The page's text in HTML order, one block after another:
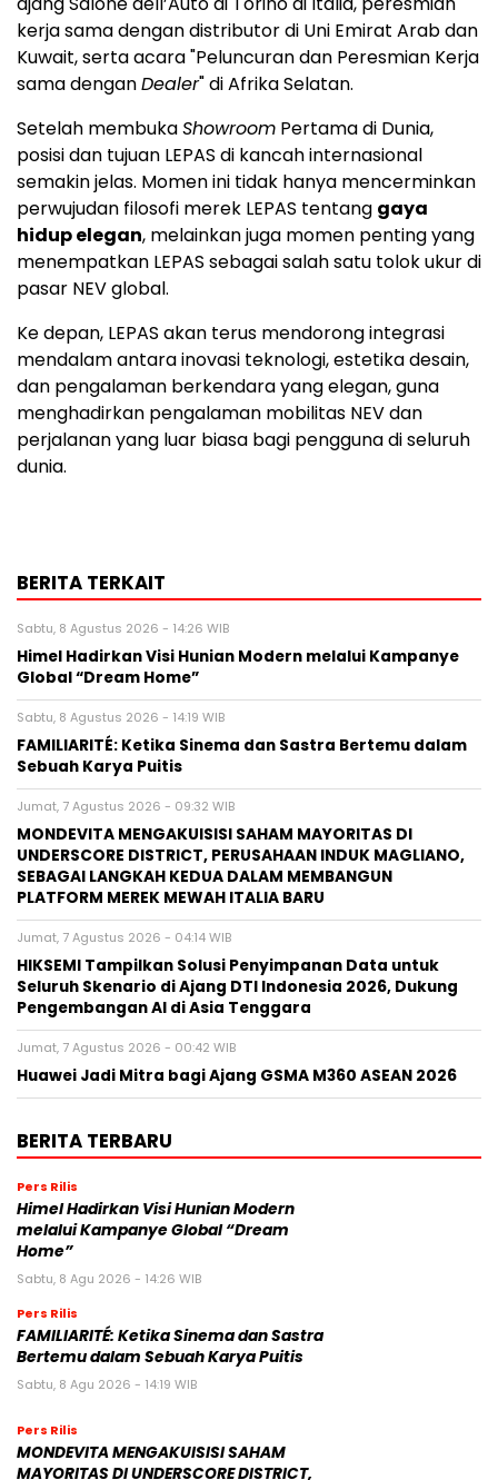
kerja sama dengan distributor di Uni Emirat Arab dan
Kuwait, serta acara "Peluncuran dan Peresmian Kerja
sama denganDealer" di Afrika Selatan.
Setelah membukaShowroom Pertama di Dunia,
posisi dan tujuan LEPAS di kancah internasional
semakin jelas. Momen ini tidak hanya mencerminkan
perwujudan filosofi merek LEPAS tentang gaya
hidup elegan, melainkan juga momen penting yang
menempatkan LEPAS sebagai salah satu tolok ukur di
pasar NEV global.
Ke depan, LEPAS akan terus mendorong integrasi
mendalam antara inovasi teknologi, estetika desain,
dan pengalaman berkendara yang elegan, guna
menghadirkan pengalaman mobilitas NEV dan
perjalanan yang luar biasa bagi pengguna di seluruh
dunia.
BERITA TERKAIT
Sabtu, 8 Agustus 2026 - 14:26 WIB
Himel Hadirkan Visi Hunian Modern melalui Kampanye
Global “Dream Home”
Sabtu, 8 Agustus 2026 - 14:19 WIB
FAMILIARITÉ: Ketika Sinema dan Sastra Bertemu dalam
Sebuah Karya Puitis
Jumat, 7 Agustus 2026 - 09:32 WIB
MONDEVITA MENGAKUISISI SAHAM MAYORITAS DI
UNDERSCORE DISTRICT, PERUSAHAAN INDUK MAGLIANO,
SEBAGAI LANGKAH KEDUA DALAM MEMBANGUN
PLATFORM MEREK MEWAH ITALIA BARU
Jumat, 7 Agustus 2026 - 04:14 WIB
HIKSEMI Tampilkan Solusi Penyimpanan Data untuk
Seluruh Skenario di Ajang DTI Indonesia 2026, Dukung
Pengembangan AI di Asia Tenggara
Jumat, 7 Agustus 2026 - 00:42 WIB
Huawei Jadi Mitra bagi Ajang GSMA M360 ASEAN 2026
BERITA TERBARU
Pers Rilis
Himel Hadirkan Visi Hunian Modern
melalui Kampanye Global “Dream
Home”
Sabtu, 8 Agu 2026 - 14:26 WIB
Pers Rilis
FAMILIARITÉ: Ketika Sinema dan Sastra
Bertemu dalam Sebuah Karya Puitis
Sabtu, 8 Agu 2026 - 14:19 WIB
Pers Rilis
MONDEVITA MENGAKUISISI SAHAM
MAYORITAS DI UNDERSCORE DISTRICT,